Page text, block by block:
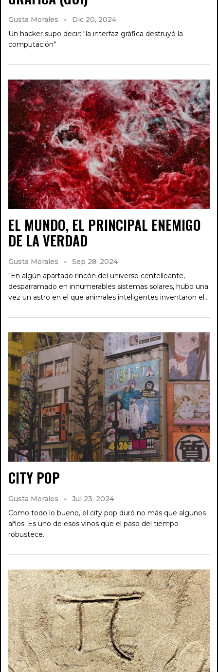
Gusta Morales
Dic 20, 2024
Un hacker supo decir: "la interfaz gráfica destruyó la
computación"
EL MUNDO, EL PRINCIPAL ENEMIGO
DE LA VERDAD
Gusta Morales
Sep 28, 2024
"En algún apartado rincón del universo centelleante,
desparramado en innumerables sistemas solares, hubo una
vez un astro en el que animales inteligentes inventaron el…
CITY POP
Gusta Morales
Jul 23, 2024
Como todo lo bueno, el city pop duró no más que algunos
años. Es uno de esos vinos que el paso del tiempo
robustece.